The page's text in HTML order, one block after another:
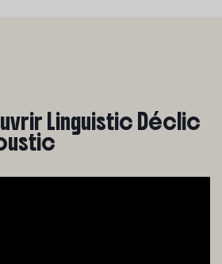
Linguistic Déclic